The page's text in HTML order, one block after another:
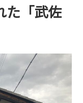
た「武佐